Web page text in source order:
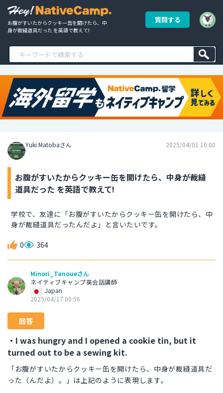
お腹がすいたからクッキー缶を開けたら、中
身が裁縫道具だった を英語で教えて!
質問する
Yuki Matobaさん 2025/04/01 10:00
お腹がすいたからクッキー缶を開けたら、中身が裁縫
道具だった を英語で教えて!
学校で、友達に「お腹がすいたからクッキー缶を開けたら、中
身が裁縫道具だったんだよ」と言いたいです。
0 364
Minori_Tanoueさん
ネイティブキャンプ英会話講師
Japan
2025/04/17 00:56
回答
・I was hungry and I opened a cookie tin, but it
turned out to be a sewing kit.
「お腹がすいたからクッキー缶を開けたら、中身が裁縫道具だ
った（んだよ）。」は上記のように表現します。